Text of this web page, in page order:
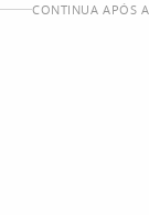
CONTINUA APÓS